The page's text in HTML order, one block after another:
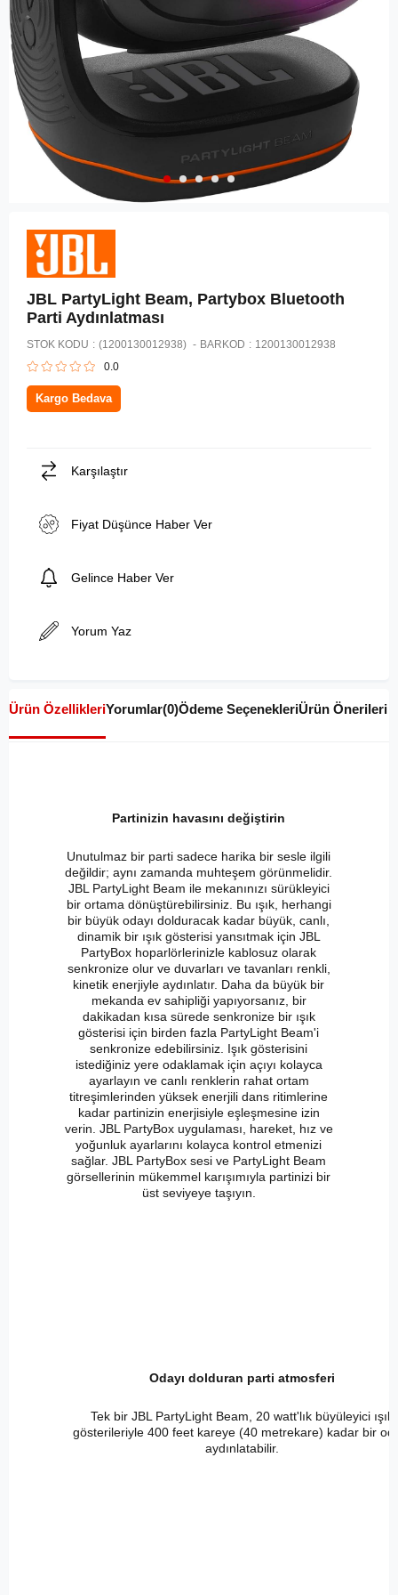
JBL PartyLight Beam, Partybox Bluetooth
Parti Aydınlatması
STOK KODU (1200130012938) BARKOD : 1200130012938
0.0
Kargo Bedava
Karşılaştır
Fiyat Düşünce Haber Ver
Gelince Haber Ver
Yorum Yaz
Ürün ÖzellikleriYorumlar(0)Ödeme SeçenekleriÜrün Önerileri
Partinizin havasını değiştirin
Unutulmaz bir parti sadece harika bir sesle ilgili
değildir; aynı zamanda muhteşem görünmelidir.
JBL PartyLight Beam ile mekanınızı sürükleyici
bir ortama dönüştürebilirsiniz. Bu ışık, herhangi
bir büyük odayı dolduracak kadar büyük, canlı,
dinamik bir ışık gösterisi yansıtmak için JBL
PartyBox hoparlörlerinizle kablosuz olarak
senkronize olur ve duvarları ve tavanları renkli,
kinetik enerjiyle aydınlatır. Daha da büyük bir
mekanda ev sahipliği yapıyorsanız, bir
dakikadan kısa sürede senkronize bir ışık
gösterisi için birden fazla PartyLight Beam'i
senkronize edebilirsiniz. Işık gösterisini
istediğiniz yere odaklamak için açıyı kolayca
ayarlayın ve canlı renklerin rahat ortam
titreşimlerinden yüksek enerjili dans ritimlerine
kadar partinizin enerjisiyle eşleşmesine izin
verin. JBL PartyBox uygulaması, hareket, hız ve
yoğunluk ayarlarını kolayca kontrol etmenizi
sağlar. JBL PartyBox sesi ve PartyLight Beam
görsellerinin mükemmel karışımıyla partinizi bir
üst seviyeye taşıyın.
Odayı dolduran parti atmosferi
Tek bir JBL PartyLight Beam, 20 watt'lık büyüleyici ışık
gösterileriyle 400 feet kareye (40 metrekare) kadar bir
aydınlatabilir.